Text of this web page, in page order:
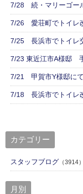
7/28 続・マリーゴー
7/26 愛荘町でトイレ
7/25 長浜市でトイレ
7/23 東近江市A様邸
7/21 甲賀市Y様邸にて
7/18 長浜市でトイレ
カテゴリー
スタッフブログ （3914）
月別